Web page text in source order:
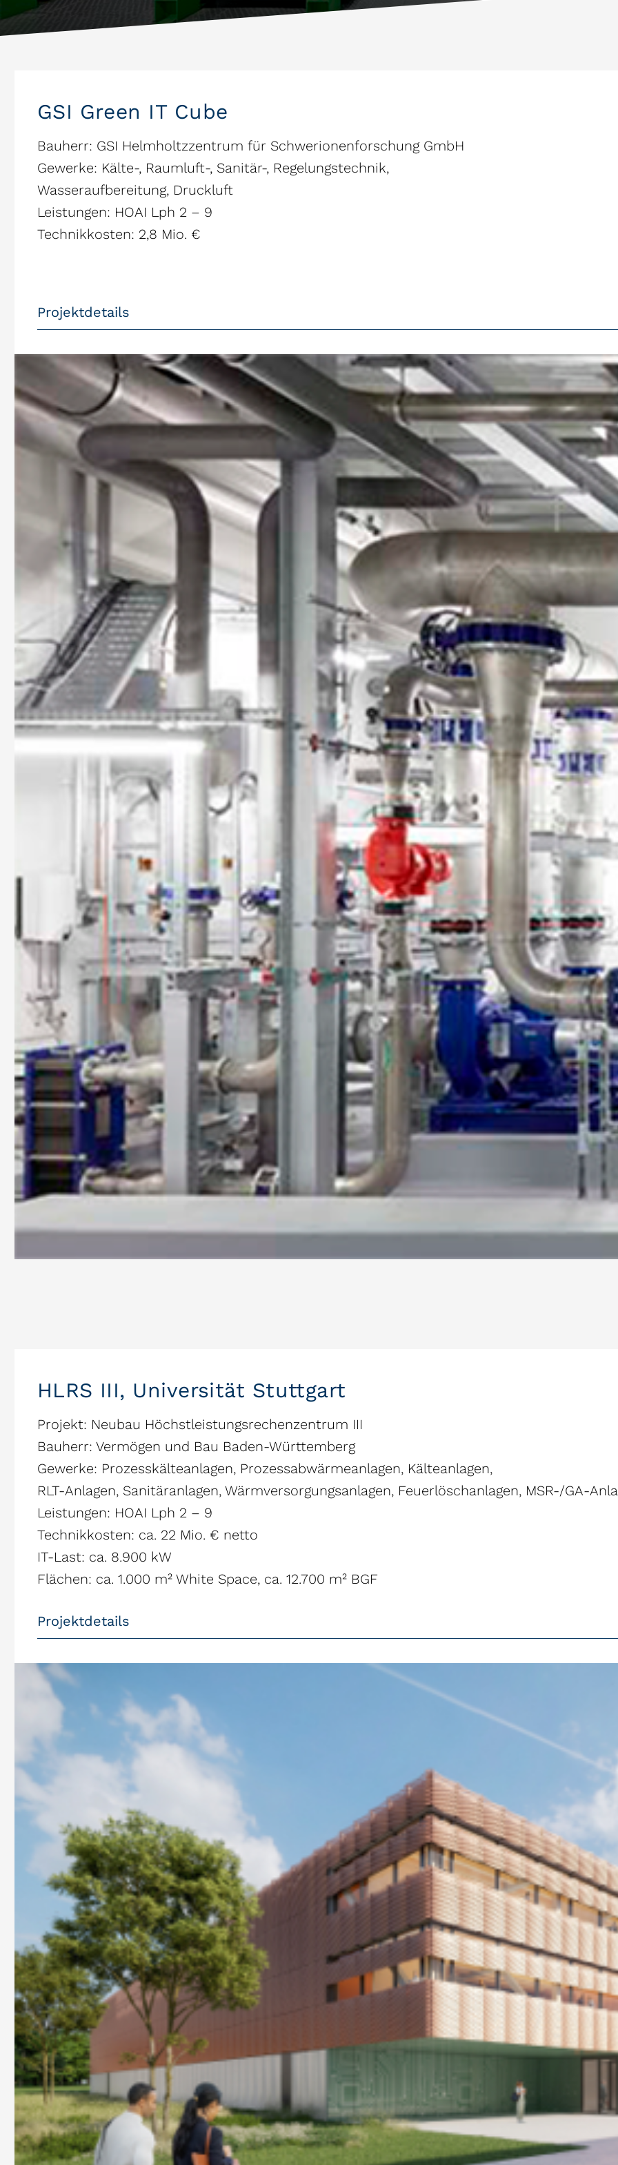
GSI Green IT Cube
Bauherr: GSI Helmholtzzentrum für Schwerionenforschung GmbH
Gewerke: Kälte-, Raumluft-, Sanitär-, Regelungstechnik,
Wasseraufbereitung, Druckluft
Leistungen: HOAI Lph 2 – 9
Technikkosten: 2,8 Mio. €
Projektdetails
HLRS III, Universität Stuttgart
Projekt: Neubau Höchstleistungsrechenzentrum III
Bauherr: Vermögen und Bau Baden-Württemberg
Gewerke: Prozesskälteanlagen, Prozessabwärmeanlagen, Kälteanlagen,
RLT-Anlagen, Sanitäranlagen, Wärmversorgungsanlagen, Feuerlöschanlagen, MSR-/GA-
Leistungen: HOAI Lph 2 – 9
Technikkosten: ca. 22 Mio. € netto
IT-Last: ca. 8.900 kW
Flächen: ca. 1.000 m² White Space, ca. 12.700 m² BGF
Projektdetails